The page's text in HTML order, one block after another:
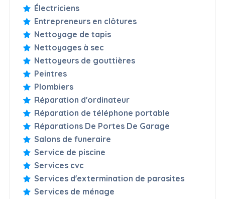
Électriciens
Entrepreneurs en clôtures
Nettoyage de tapis
Nettoyages à sec
Nettoyeurs de gouttières
Peintres
Plombiers
Réparation d'ordinateur
Réparation de téléphone portable
Réparations De Portes De Garage
Salons de funeraire
Service de piscine
Services cvc
Services d'extermination de parasites
Services de ménage